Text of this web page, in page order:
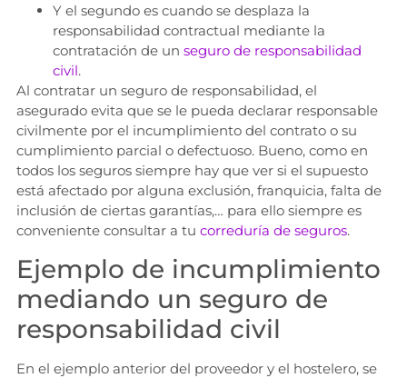
Y el segundo es cuando se desplaza la
responsabilidad contractual mediante la
contratación de un seguro de responsabilidad
civil.
Al contratar un seguro de responsabilidad, el
asegurado evita que se le pueda declarar responsable
civilmente por el incumplimiento del contrato o su
cumplimiento parcial o defectuoso. Bueno, como en
todos los seguros siempre hay que ver si el supuesto
está afectado por alguna exclusión, franquicia, falta de
inclusión de ciertas garantías,… para ello siempre es
conveniente consultar a tu correduría de seguros.
Ejemplo de incumplimiento
mediando un seguro de
responsabilidad civil
En el ejemplo anterior del proveedor y el hostelero, se